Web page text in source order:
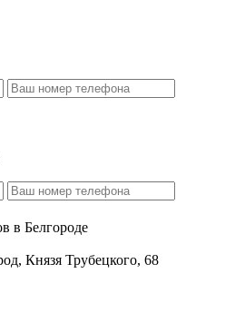
в Белгороде
Князя Трубецкого, 68